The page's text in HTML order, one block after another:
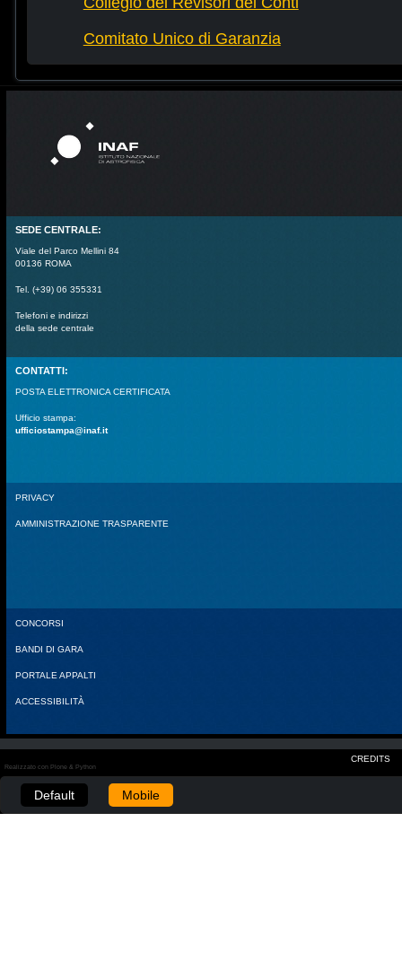
Comitato Unico di Garanzia
SEDE CENTRALE:
Viale del Parco Mellini 84
00136 ROMA
Tel. (+39) 06 355331
Telefoni e indirizzi
della sede centrale
CONTATTI:
POSTA ELETTRONICA CERTIFICATA
Ufficio stampa:
ufficiostampa@inaf.it
PRIVACY
AMMINISTRAZIONE TRASPARENTE
CONCORSI
BANDI DI GARA
PORTALE APPALTI
ACCESSIBILITÀ
CREDITS
Realizzato con Plone & Python
Default Mobile